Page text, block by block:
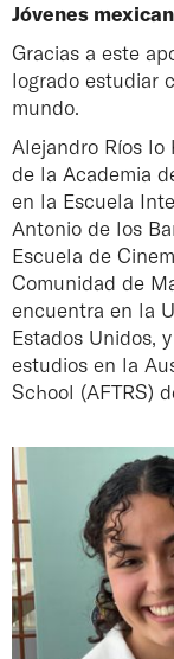
Jóvenes
Gracias a este
logrado estudiar
mundo.
Alejandro Ríos lo
de la Academia
en la Escuela
Antonio de los
Escuela de
Comunidad de
encuentra en la
Estados Unidos,
estudios en la
School (AFTRS)